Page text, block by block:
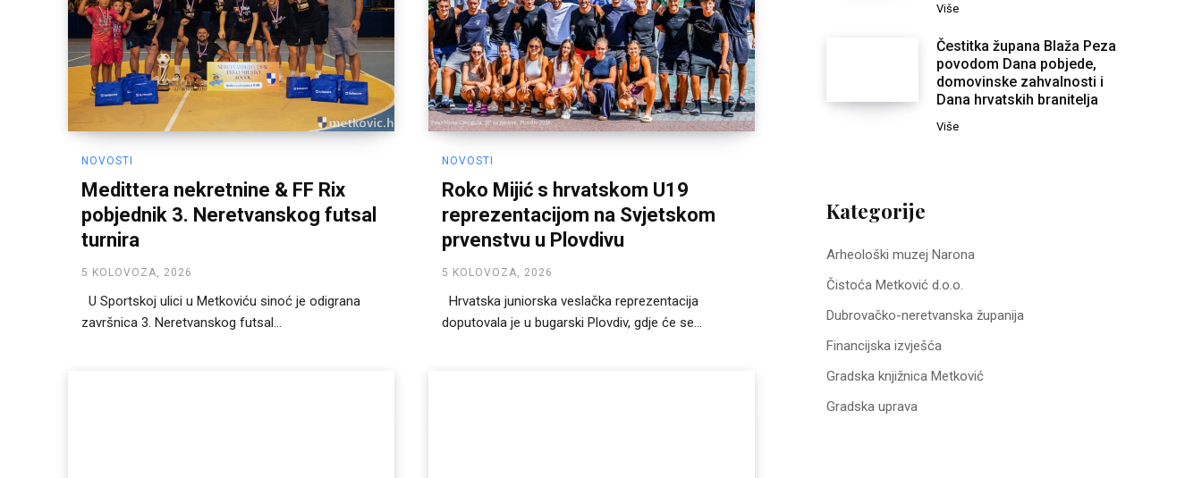
NOVOSTI
Medittera nekretnine & FF Rix
pobjednik 3. Neretvanskog futsal
turnira
5 KOLOVOZA, 2026
U Sportskoj ulici u Metkoviću sinoć je odigrana
završnica 3. Neretvanskog futsal...
NOVOSTI
Roko Mijić s hrvatskom U19
reprezentacijom na Svjetskom
prvenstvu u Plovdivu
5 KOLOVOZA, 2026
Hrvatska juniorska veslačka reprezentacija
doputovala je u bugarski Plovdiv, gdje će se...
Više
Čestitka župana Blaža Peza
povodom Dana pobjede,
domovinske zahvalnosti i
Dana hrvatskih branitelja
Više
Kategorije
Arheološki muzej Narona
Čistoća Metković d.o.o.
Dubrovačko-neretvanska županija
Financijska izvješća
Gradska knjižnica Metković
Gradska uprava